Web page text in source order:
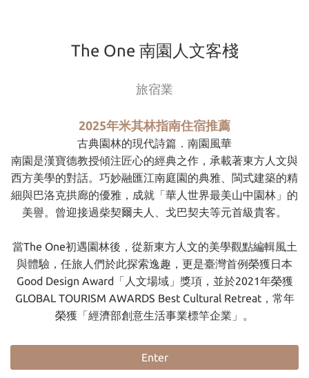
The One 南園人文客棧
旅宿業
2025年米其林指南住宿推薦
古典園林的現代詩篇．南園風華
南園是漢寶德教授傾注匠心的經典之作，承載著東方人文與
西方美學的對話。巧妙融匯江南庭園的典雅、閩式建築的精
細與巴洛克拱廊的優雅，成就「華人世界最美山中園林」的
美譽。曾迎接過柴契爾夫人、戈巴契夫等元首級貴客。
當The One初遇園林後，從新東方人文的美學觀點編輯風土
與體驗，任旅人們於此探索逸趣，更是臺灣首例榮獲日本
Good Design Award「人文場域」獎項，並於2021年榮獲
GLOBAL TOURISM AWARDS Best Cultural Retreat，常年
榮獲「經濟部創意生活事業標竿企業」。
Enter